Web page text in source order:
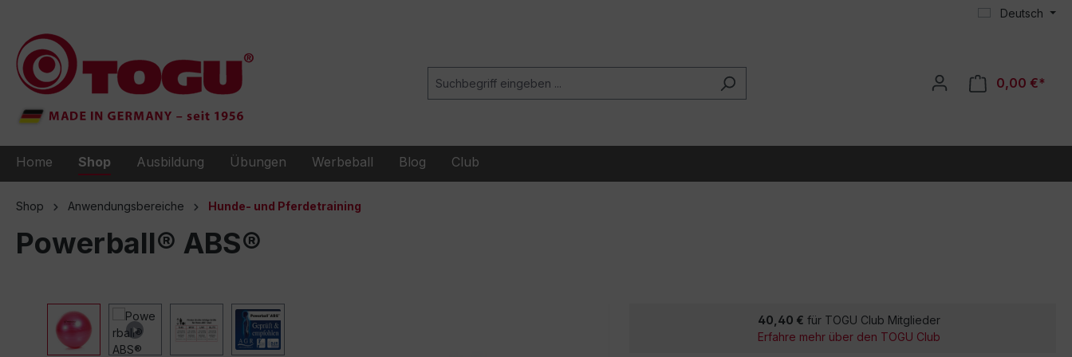
Deutsch
0,00 €*
Home Shop Ausbildung Übungen Werbeball Blog Club
Shop Anwendungsbereiche Hunde- und Pferdetraining
Powerball® ABS®
40,40 € für TOGU Club Mitglieder
Erfahre mehr über den TOGU Club